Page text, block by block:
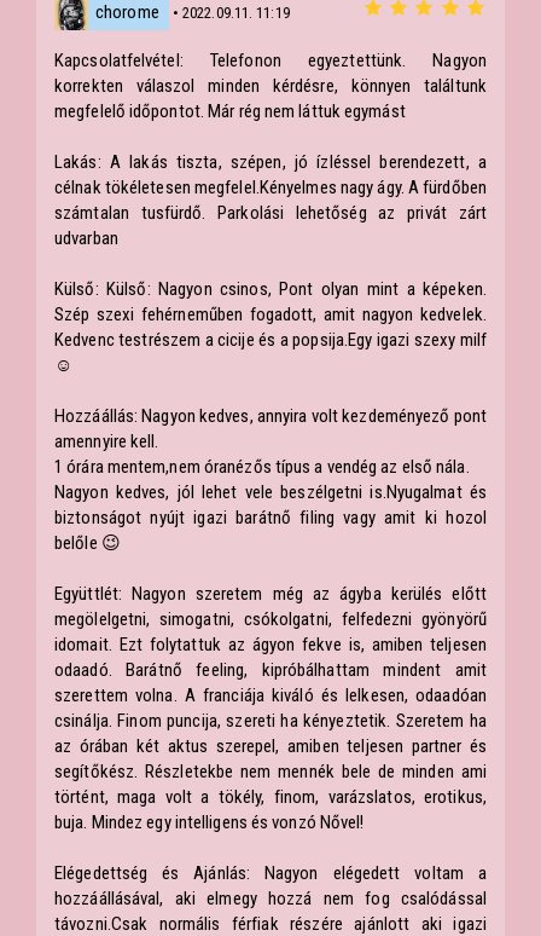
chorome • 2022.09.11. 11:19
Kapcsolatfelvétel: Telefonon egyeztettünk. Nagyon
korrekten válaszol minden kérdésre, könnyen találtunk
megfelelő időpontot. Már rég nem láttuk egymást
Lakás: A lakás tiszta, szépen, jó ízléssel berendezett, a
célnak tökéletesen megfelel.Kényelmes nagy ágy. A fürdőben
számtalan tusfürdő. Parkolási lehetőség az privát zárt
udvarban
Külső: Külső: Nagyon csinos, Pont olyan mint a képeken.
Szép szexi fehérneműben fogadott, amit nagyon kedvelek.
Kedvenc testrészem a cicije és a popsija.Egy igazi szexy milf
☺️
Hozzáállás: Nagyon kedves, annyira volt kezdeményező pont
amennyire kell.
1 órára mentem,nem óranézős típus a vendég az első nála.
Nagyon kedves, jól lehet vele beszélgetni is.Nyugalmat és
biztonságot nyújt igazi barátnő filing vagy amit ki hozol
belőle 😉
Együttlét: Nagyon szeretem még az ágyba kerülés előtt
megölelgetni, simogatni, csókolgatni, felfedezni gyönyörű
idomait. Ezt folytattuk az ágyon fekve is, amiben teljesen
odaadó. Barátnő feeling, kipróbálhattam mindent amit
szerettem volna. A franciája kiváló és lelkesen, odaadóan
csinálja. Finom puncija, szereti ha kényeztetik. Szeretem ha
az órában két aktus szerepel, amiben teljesen partner és
segítőkész. Részletekbe nem mennék bele de minden ami
történt, maga volt a tökély, finom, varázslatos, erotikus,
buja. Mindez egy intelligens és vonzó Nővel!
Elégedettség és Ajánlás: Nagyon elégedett voltam a
hozzáállásával, aki elmegy hozzá nem fog csalódással
távozni.Csak normális férfiak részére ajánlott aki igazi